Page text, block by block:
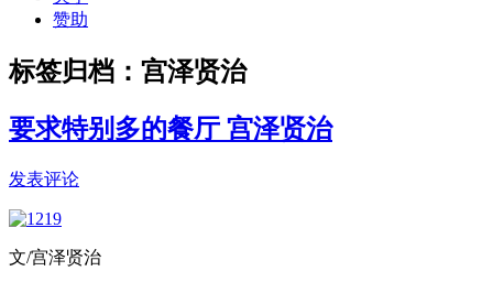
赞助
标签归档： 宫泽贤治
要求特别多的餐厅 宫泽贤治
发表评论
文/宫泽贤治